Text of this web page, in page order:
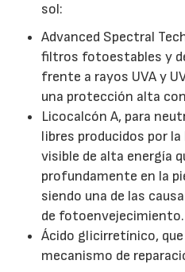
sol:
Advanced Spectral
filtros fotoestables y
frente a rayos UVA y
una protección alta
Licocalcón A, para
libres producidos por la
visible de alta energía
profundamente en la
siendo una de las
de fotoenvejecimiento.
Ácido glicirretínico,
mecanismo de